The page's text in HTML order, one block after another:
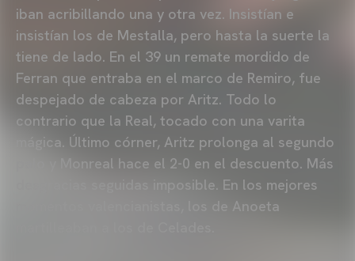
iban acribillando una y otra vez. Insistían e
insistían los de Mestalla, pero hasta la suerte la
tiene de lado. En el 39 un remate mordido de
Ferran que entraba en el marco de Remiro, fue
despejado de cabeza por Aritz. Todo lo
contrario que la Real, tocado con una varita
mágica. Último córner, Aritz prolonga al segundo
palo y Monreal hace el 2-0 en el descuento. Más
desgracias seguidas imposible. En los mejores
momentos valencianistas, los de Anoeta